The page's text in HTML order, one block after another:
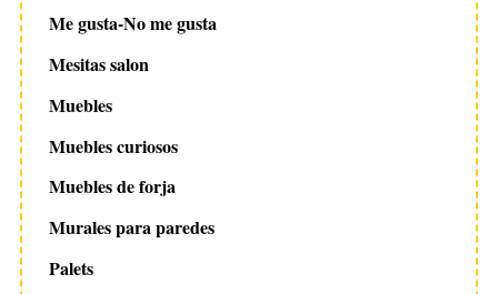
Me gusta-No me gusta
Mesitas salon
Muebles
Muebles curiosos
Muebles de forja
Murales para paredes
Palets